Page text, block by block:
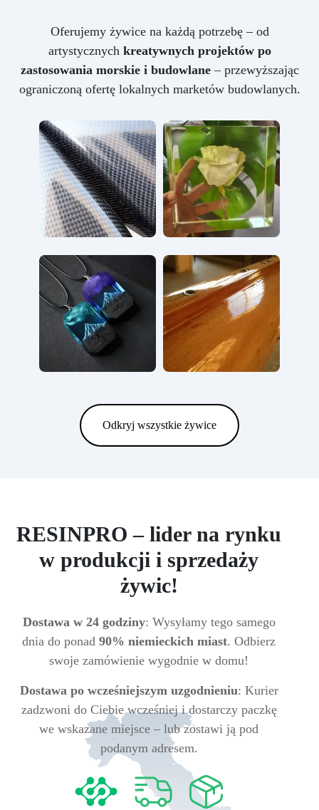
Oferujemy żywice na każdą potrzebę – od
artystycznych kreatywnych projektów po
zastosowania morskie i budowlane– przewyższając
ograniczoną ofertę lokalnych marketów budowlanych.
Odkryj wszystkie żywice
RESINPRO – lider na rynku
w produkcji i sprzedaży
żywic!
Dostawa w 24 godziny: Wysyłamy tego samego
dnia do ponad 90% niemieckich miast. Odbierz
swoje zamówienie wygodnie w domu!
Dostawa po wcześniejszym uzgodnieniu: Kurier
zadzwoni do Ciebie wcześniej i dostarczy paczkę
we wskazane miejsce – lub zostawi ją pod
podanym adresem.